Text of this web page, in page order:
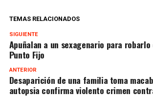
TEMAS RELACIONADOS
SIGUIENTE
Apuñalan a un sexagenario para
Punto Fijo
ANTERIOR
Desaparición de una familia toma
autopsia confirma violento crimen